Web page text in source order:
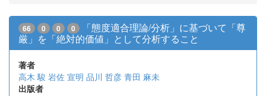
66 0 0 0
「態度適合理論/分析」に基づいて「尊
厳」を「絶対的価値」として分析すること
著者
高木 駿 岩佐 宣明 品川 哲彦 青田 麻未
出版者